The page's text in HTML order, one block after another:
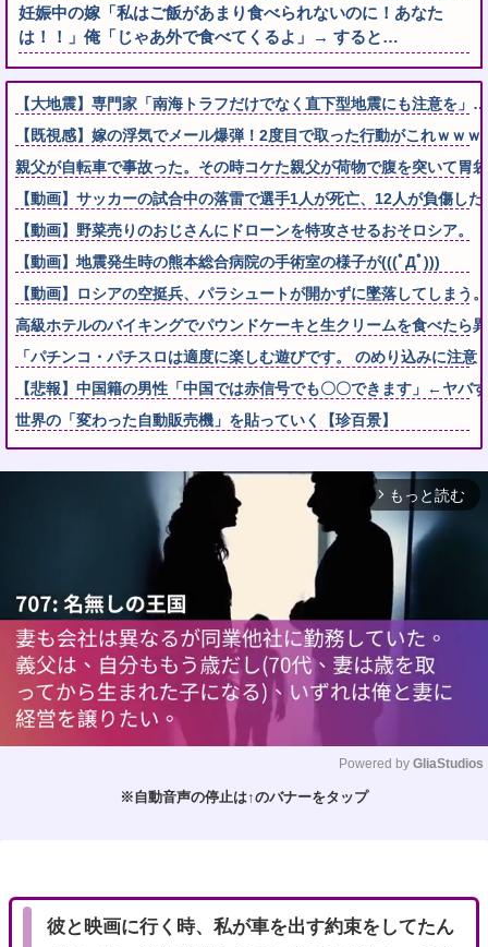
妊娠中の嫁「私はご飯があまり食べられないのに！あなた
は！！」俺「じゃあ外で食べてくるよ」→ すると…
【大地震】専門家「南海トラフだけでなく直下型地震にも注意を
【既視感】嫁の浮気でメール爆弾！2度目で取った行動がこれｗｗｗ
親父が自転車で事故った。その時コケた親父が荷物で腹を突いて
【動画】サッカーの試合中の落雷で選手1人が死亡、12人が負傷した
【動画】野菜売りのおじさんにドローンを特攻させるおそロシア。
【動画】地震発生時の熊本総合病院の手術室の様子が(((ﾟДﾟ)))
【動画】ロシアの空挺兵、パラシュートが開かずに墜落してしまう。
高級ホテルのバイキングでパウンドケーキと生クリームを食べた
「パチンコ・パチスロは適度に楽しむ遊びです。 のめり込みに注
【悲報】中国籍の男性「中国では赤信号でも〇〇できます」←ヤバ
世界の「変わった自動販売機」を貼っていく【珍百景】
arrow_forward_ios もっと読む
Powered by GliaStudios
※自動音声の停止は↑のバナーをタップ
彼と映画に行く時、私が車を出す約束をしてたん